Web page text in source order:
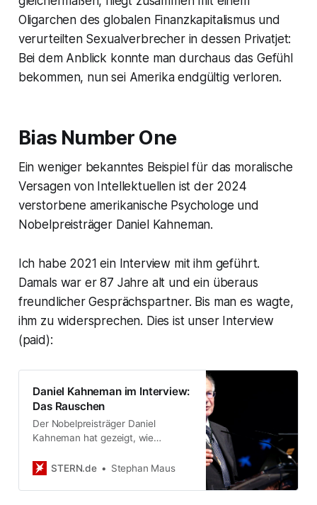
Oligarchen des globalen Finanzkapitalismus und
verurteilten Sexualverbrecher in dessen Privatjet:
Bei dem Anblick konnte man durchaus das Gefühl
bekommen, nun sei Amerika endgültig verloren.
Bias Number One
Ein weniger bekanntes Beispiel für das moralische
Versagen von Intellektuellen ist der 2024
verstorbene amerikanische Psychologe und
Nobelpreisträger Daniel Kahneman.
Ich habe 2021 ein Interview mit ihm geführt.
Damals war er 87 Jahre alt und ein überaus
freundlicher Gesprächspartner. Bis man es wagte,
ihm zu widersprechen. Dies ist unser Interview
(paid):
Daniel Kahneman im Interview:
Das Rauschen
Der Nobelpreisträger Daniel
Kahneman hat gezeigt, wie
sind. In seinem neuen Buch “Noise”
Autoren, wie der Zufall unsere
STERN.de Stephan Maus